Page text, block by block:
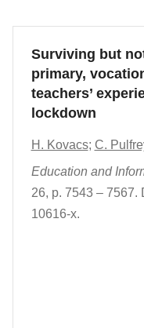
Surviving but
primary,
teachers’
lockdown
H. Kovacs; C.
Education and
26, p. 7543 – 7567.
10616-x.